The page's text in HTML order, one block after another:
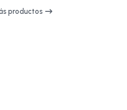
productos